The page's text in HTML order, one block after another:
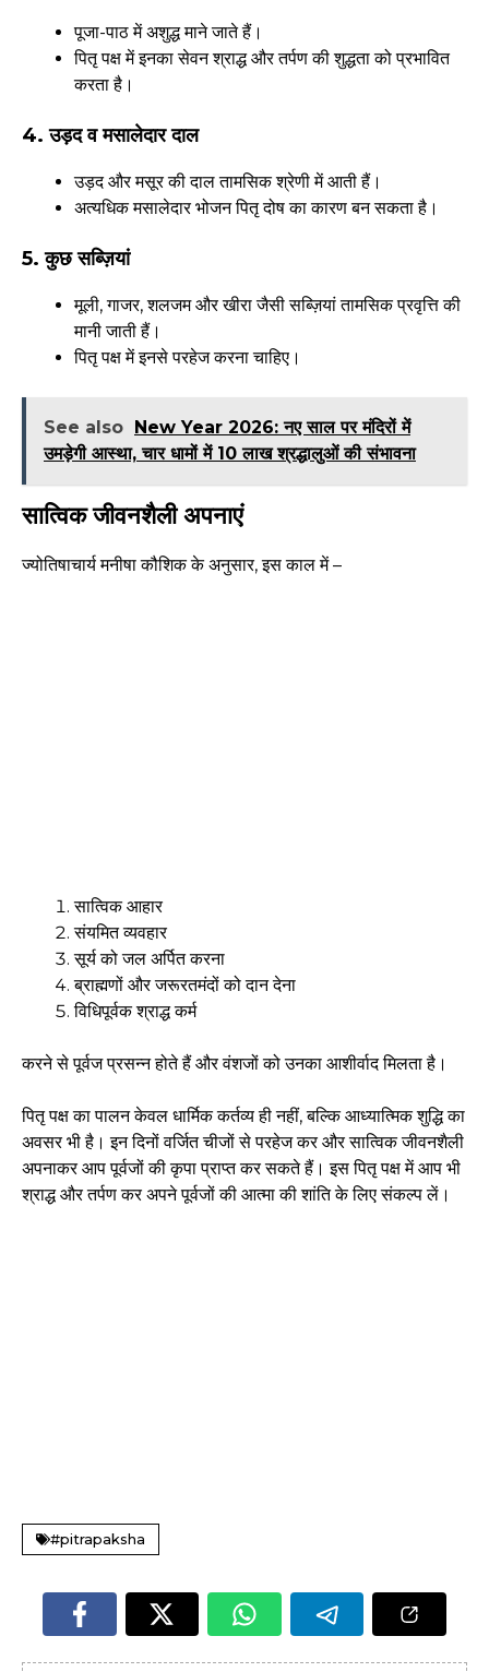
पूजा-पाठ में अशुद्ध माने जाते हैं।
पितृ पक्ष में इनका सेवन श्राद्ध और तर्पण की शुद्धता को प्रभावित
करता है।
4. उड़द व मसालेदार दाल
उड़द और मसूर की दाल तामसिक श्रेणी में आती हैं।
अत्यधिक मसालेदार भोजन पितृ दोष का कारण बन सकता है।
5. कुछ सब्ज़ियां
मूली, गाजर, शलजम और खीरा जैसी सब्ज़ियां तामसिक प्रवृत्ति की
मानी जाती हैं।
पितृ पक्ष में इनसे परहेज करना चाहिए।
See also New Year 2026: नए साल पर मंदिरों में
उमड़ेगी आस्था, चार धामों में 10 लाख श्रद्धालुओं की संभावना
सात्विक जीवनशैली अपनाएं
ज्योतिषाचार्य मनीषा कौशिक के अनुसार, इस काल में –
सात्विक आहार
संयमित व्यवहार
सूर्य को जल अर्पित करना
ब्राह्मणों और जरूरतमंदों को दान देना
विधिपूर्वक श्राद्ध कर्म
करने से पूर्वज प्रसन्न होते हैं और वंशजों को उनका आशीर्वाद मिलता है।
पितृ पक्ष का पालन केवल धार्मिक कर्तव्य ही नहीं, बल्कि आध्यात्मिक शुद्धि का
अवसर भी है। इन दिनों वर्जित चीजों से परहेज कर और सात्विक जीवनशैली
अपनाकर आप पूर्वजों की कृपा प्राप्त कर सकते हैं। इस पितृ पक्ष में आप भी
श्राद्ध और तर्पण कर अपने पूर्वजों की आत्मा की शांति के लिए संकल्प लें।
#pitrapaksha